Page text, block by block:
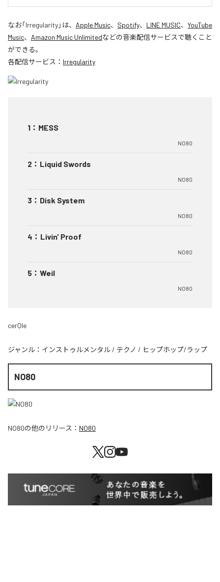
なお「Irregularity」は、 Apple Music、 Spotify、 LINE MUSIC、 YouTube
Music、 Amazon Music Unlimitedなどの音楽配信サービスで聴くこと
ができる。
各配信サービス： Irregularity
1 ： MESS
NO80
2 ： Liquid Swords
NO80
3 ： Disk System
NO80
4 ： Livin' Proof
NO80
5 ： Weil
NO80
cerQle
ジャンル： インストゥルメンタル / テクノ / ヒップホップ/ラップ
NO80
NO80の他のリリース： NO80